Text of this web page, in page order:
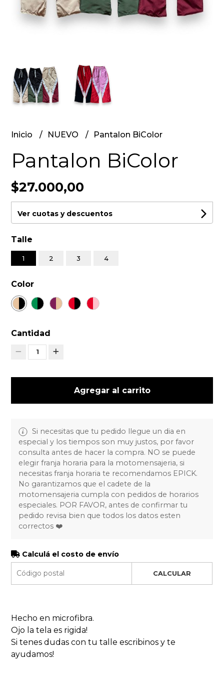
Inicio NUEVO Pantalon BiColor
Pantalon BiColor
$27.000,00
Ver cuotas y descuentos
Talle
1 2 3 4
Color
Cantidad
1
Agregar al carrito
Si necesitas que tu pedido llegue un dia en
especial y los tiempos son muy justos, por favor
consulta antes de hacer la compra. NO se puede
elegir franja horaria para la motomensajeria, si
necesitas franja horaria te recomendamos EPICK.
No garantizamos que el cadete de la
motomensajeria cumpla con pedidos de horarios
especiales. POR FAVOR, antes de confirmar tu
pedido revisa bien que todos los datos esten
correctos ❤️
Calculá el costo de envío
CALCULAR
Hecho en microfibra.
Ojo la tela es rigida!
Si tenes dudas con tu talle escribinos y te
ayudamos!